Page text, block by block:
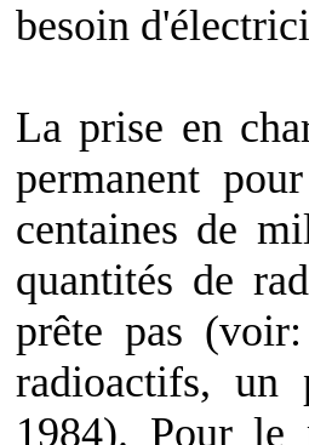
besoin
La prise en
permanent
centaines de
quantités de
prête pas
radioactifs, un
1984). Pour le